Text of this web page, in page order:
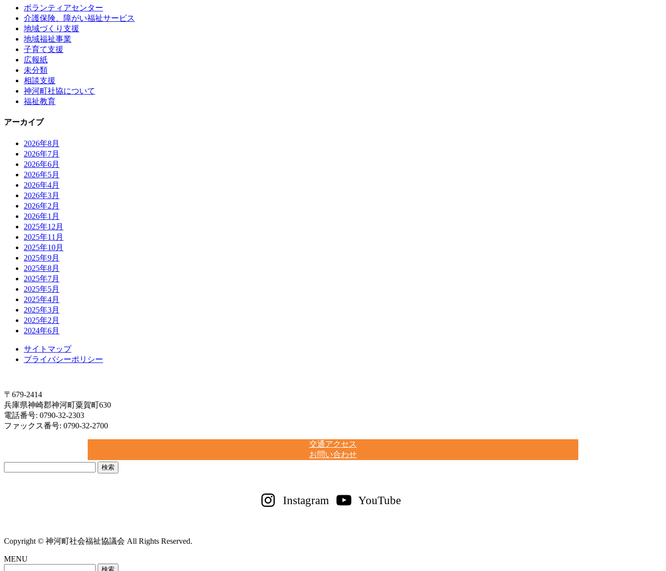
ボランティアセンター
介護保険、障がい福祉サービス
地域づくり支援
地域福祉事業
子育て支援
広報紙
未分類
相談支援
神河町社協について
福祉教育
アーカイブ
2026年8月
2026年7月
2026年6月
2026年5月
2026年4月
2026年3月
2026年2月
2026年1月
2025年12月
2025年11月
2025年10月
2025年9月
2025年8月
2025年7月
2025年5月
2025年4月
2025年3月
2025年2月
2024年6月
サイトマップ
プライバシーポリシー
〒679-2414
兵庫県神崎郡神河町粟賀町630
電話番号: 0790-32-2303
ファックス番号: 0790-32-2700
交通アクセス
お問い合わせ
Instagram YouTube
Copyright © 神河町社会福祉協議会 All Rights Reserved.
MENU